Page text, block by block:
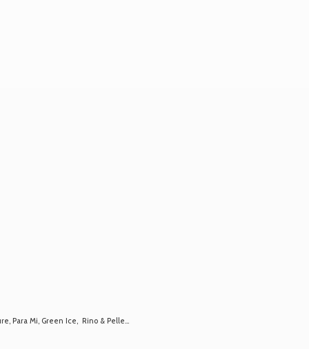
Para Mi, Green Ice, Rino & Pelle...